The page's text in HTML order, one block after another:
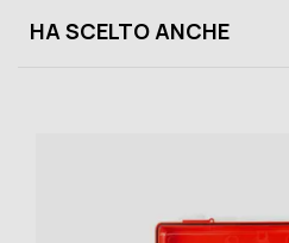
HA SCELTO ANCHE